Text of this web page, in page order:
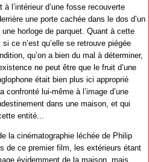
l’intérieur d’une fosse recouverte
une porte cachée dans le dos d’un
horloge de parquet. Quant à cette
ce n’est qu’elle se retrouve piégée
qu’on a bien du mal à déterminer,
ne peut être que le fruit d’une
était bien plus ici approprié
lui-même à l’image d’une
dans une maison, et qui
entité...
la cinématographie léchée de Philip
de ce premier film, les extérieurs étant
évidemment de la maison, mais